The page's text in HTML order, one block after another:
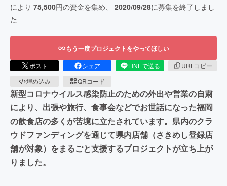
により 75,500円の資金を集め、 2020/09/28に募集を終了しまし
た
もう一度プロジェクトをやってほしい
ポスト シェア LINEで送る
URLコピー
埋め込み
QRコード
新型コロナウイルス感染防止のための外出や営業の自粛
により、出張や旅行、食事会などでお世話になった福岡
の飲食店の多くが苦境に立たされています。県内のクラ
ウドファンディングを通じて県内店舗（さきめし登録店
舗が対象）をまるごと支援するプロジェクトが立ち上が
りました。